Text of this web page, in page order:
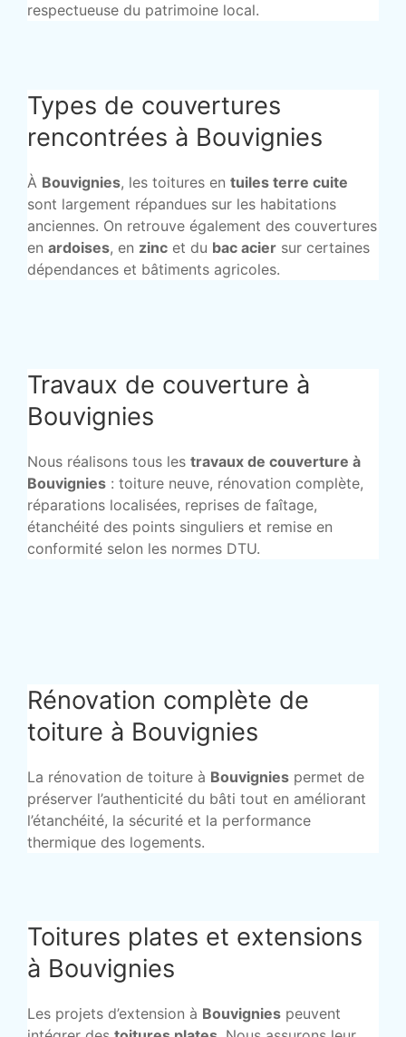
respectueuse du patrimoine local.
Types de couvertures
rencontrées à Bouvignies
À Bouvignies, les toitures en tuiles terre cuite
sont largement répandues sur les habitations
anciennes. On retrouve également des couvertures
en ardoises, en zinc et du bac acier sur certaines
dépendances et bâtiments agricoles.
Travaux de couverture à
Bouvignies
Nous réalisons tous les travaux de couverture à
Bouvignies : toiture neuve, rénovation complète,
réparations localisées, reprises de faîtage,
étanchéité des points singuliers et remise en
conformité selon les normes DTU.
Rénovation complète de
toiture à Bouvignies
La rénovation de toiture à Bouvignies permet de
préserver l’authenticité du bâti tout en améliorant
l’étanchéité, la sécurité et la performance
thermique des logements.
Toitures plates et extensions
à Bouvignies
Les projets d’extension à Bouvignies peuvent